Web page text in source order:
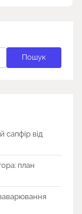
Пошук
сапфір від
план